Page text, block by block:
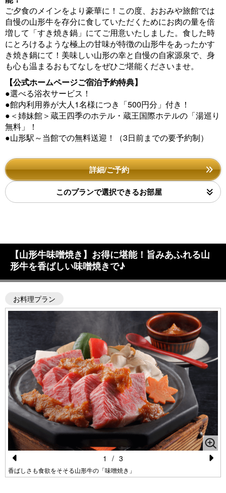
ご夕食のメインをより豪華に！この度、おおみや旅館では
自慢の山形牛を存分に食していただくためにお肉の量を倍
増して「すき焼き鍋」にてご用意いたしました。食した時
にとろけるような極上の甘味が特徴の山形牛をあったかす
き焼き鍋にて！美味しい山形の幸と自慢の自家源泉で、身
も心も温まるおもてなしをぜひご堪能くださいませ。
【公式ホームページご宿泊予約特典】
●選べる浴衣サービス！
●館内利用券が大人1名様につき「500円分」付き！
●＜姉妹館＞蔵王四季のホテル・蔵王国際ホテルの「湯巡り
無料」！
●山形駅～当館での無料送迎！（3日前までの要予約制）
詳細/ご予約
このプランで選択できるお部屋
【山形牛味噌焼き】お得に堪能！旨みあふれる山
形牛を香ばしい味噌焼きで♪
お料理プラン
Pr
香ばしさも食欲をそそる山形牛の「味噌焼き」
1 / 3